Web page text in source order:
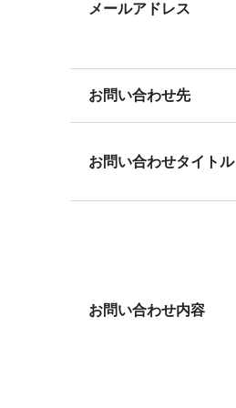
メールアドレス
お問い合わせ先
お問い合わせタイトル
お問い合わせ内容